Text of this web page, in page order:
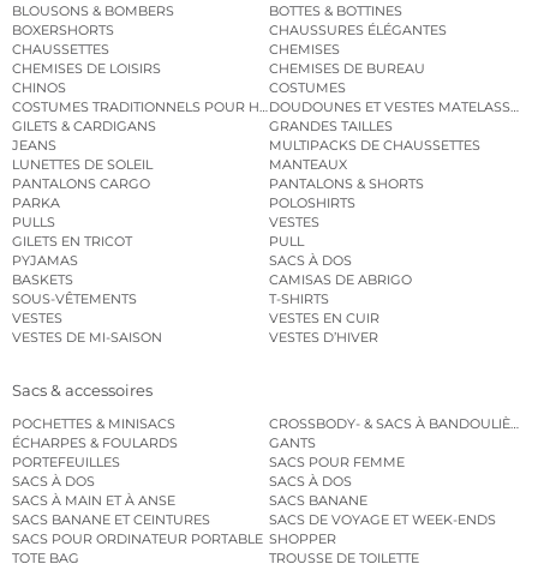
BLOUSONS & BOMBERS
BOTTES & BOTTINES
BOXERSHORTS
CHAUSSURES ÉLÉGANTES
CHAUSSETTES
CHEMISES
CHEMISES DE LOISIRS
CHEMISES DE BUREAU
CHINOS
COSTUMES
COSTUMES TRADITIONNELS POUR HOMMEDOUDOUNES ET VESTES MATELASSÉES
GILETS & CARDIGANS
GRANDES TAILLES
JEANS
MULTIPACKS DE CHAUSSETTES
LUNETTES DE SOLEIL
MANTEAUX
PANTALONS CARGO
PANTALONS & SHORTS
PARKA
POLOSHIRTS
PULLS
VESTES
GILETS EN TRICOT
PULL
PYJAMAS
SACS À DOS
BASKETS
CAMISAS DE ABRIGO
SOUS-VÊTEMENTS
T-SHIRTS
VESTES
VESTES EN CUIR
VESTES DE MI-SAISON
VESTES D’HIVER
Sacs & accessoires
POCHETTES & MINISACS
CROSSBODY- & SACS À BANDOULIÈRE
ÉCHARPES & FOULARDS
GANTS
PORTEFEUILLES
SACS POUR FEMME
SACS À DOS
SACS À DOS
SACS À MAIN ET À ANSE
SACS BANANE
SACS BANANE ET CEINTURES
SACS DE VOYAGE ET WEEK-ENDS
SACS POUR ORDINATEUR PORTABLE SHOPPER
TOTE BAG
TROUSSE DE TOILETTE